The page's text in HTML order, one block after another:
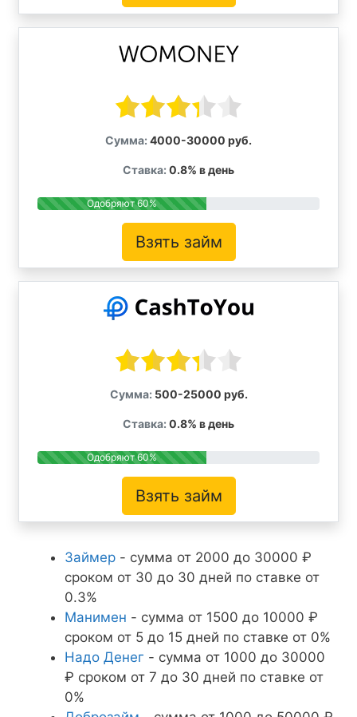
Сумма: 4000-30000 руб.
Ставка: 0.8% в день
Одобряют 60%
Взять займ
Сумма: 500-25000 руб.
Ставка: 0.8% в день
Одобряют 60%
Взять займ
Займер - сумма от 2000 до 30000 ₽
сроком от 30 до 30 дней по ставке от
0.3%
Манимен - сумма от 1500 до 10000 ₽
сроком от 5 до 15 дней по ставке от 0%
Надо Денег - сумма от 1000 до 30000
₽ сроком от 7 до 30 дней по ставке от
0%